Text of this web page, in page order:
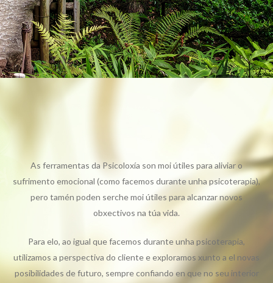
As ferramentas da Psicoloxía son moi útiles para aliviar o
sufrimento emocional (como facemos durante unha psicoterapia),
pero tamén poden serche moi útiles para alcanzar novos
obxectivos na túa vida.
Para elo, ao igual que facemos durante unha psicoterapia,
utilizamos a perspectiva do cliente e exploramos xunto a el novas
posibilidades de futuro, sempre confiando en que no seu interior